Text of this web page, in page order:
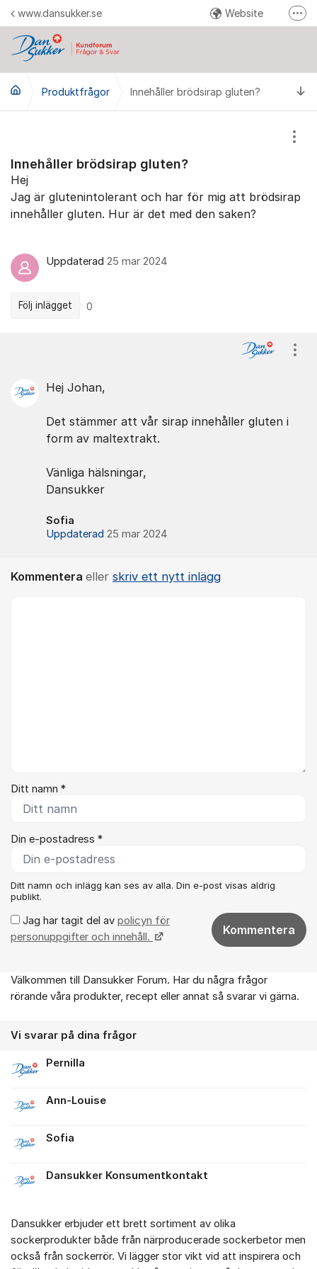
Hoppa till innehåll
www.dansukker.se Website
YouTube
Produktfrågor Innehåller brödsirap gluten?
Innehåller brödsirap gluten?
Hej
Jag är glutenintolerant och har för mig att brödsirap
innehåller gluten. Hur är det med den saken?
Uppdaterad 25 mar 2024
Följ inlägget 0
Hej Johan,
Det stämmer att vår sirap innehåller gluten i
form av maltextrakt.
Vänliga hälsningar,
Dansukker
Sofia
Uppdaterad 25 mar 2024
Kommentera eller skriv ett nytt inlägg
Ditt namn *
Din e-postadress *
Ditt namn och inlägg kan ses av alla. Din e-post visas aldrig
publikt.
Jag har tagit del av policyn för
personuppgifter och innehåll.
Kommentera
Om forumet
Välkommen till Dansukker Forum. Har du några frågor
rörande våra produkter, recept eller annat så svarar vi gärna.
Vi svarar på dina frågor
Pernilla
Ann-Louise
Sofia
Dansukker Konsumentkontakt
Dansukker erbjuder ett brett sortiment av olika
sockerprodukter både från närproducerade sockerbetor men
också från sockerrör. Vi lägger stor vikt vid att inspirera och